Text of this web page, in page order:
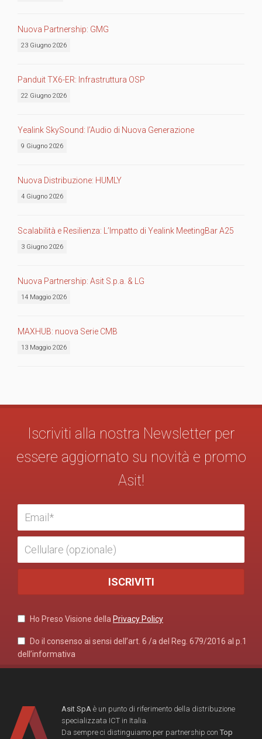
Nuova Partnership: GMG
23 Giugno 2026
Panduit TX6-ER: Infrastruttura OSP
22 Giugno 2026
Yealink SkySound: l’Audio di Nuova Generazione
9 Giugno 2026
Nuova Distribuzione: HUMLY
4 Giugno 2026
Scalabilità e Resilienza: L’Impatto di Yealink MeetingBar A25
3 Giugno 2026
Nuova Partnership: Asit S.p.a. & LG
14 Maggio 2026
MAXHUB: nuova Serie CMB
13 Maggio 2026
Iscriviti alla nostra Newsletter per
essere aggiornato su novità e promo
Asit!
Ho Preso Visione della Privacy Policy
Do il consenso ai sensi dell’art. 6 /a del Reg. 679/2016 al p.1
dell’informativa
Asit SpA è un punto di riferimento della distribuzione
specializzata ICT in Italia.
Da sempre ci distinguiamo per partnership con Top